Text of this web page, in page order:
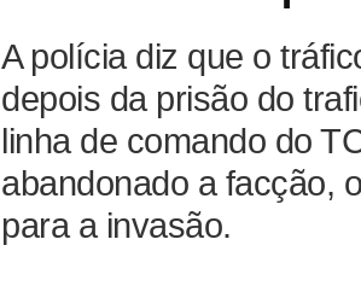
A polícia diz que o
depois da prisão do
linha de comando do
abandonado a facção,
para a invasão.